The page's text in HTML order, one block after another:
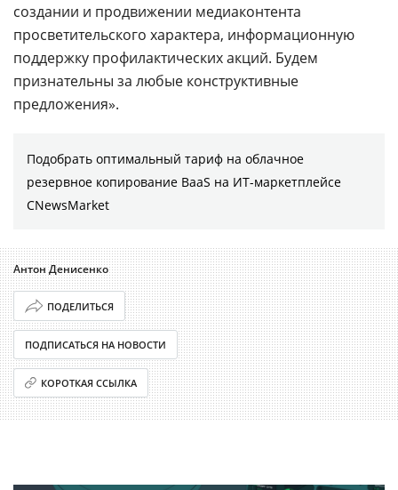
создании и продвижении медиаконтента
просветительского характера, информационную
поддержку профилактических акций. Будем
признательны за любые конструктивные
предложения».
Подобрать оптимальный тариф на облачное
резервное копирование BaaS на ИТ-маркетплейсе
CNewsMarket
Антон Денисенко
ПОДЕЛИТЬСЯ
ПОДПИСАТЬСЯ НА НОВОСТИ
КОРОТКАЯ ССЫЛКА